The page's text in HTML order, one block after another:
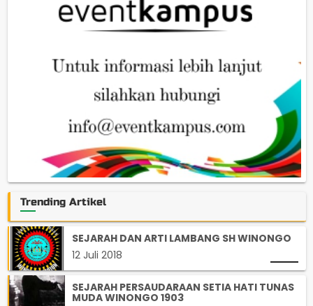
Trending Artikel
SEJARAH DAN ARTI LAMBANG SH WINONGO
12 Juli 2018
SEJARAH PERSAUDARAAN SETIA HATI TUNAS
MUDA WINONGO 1903